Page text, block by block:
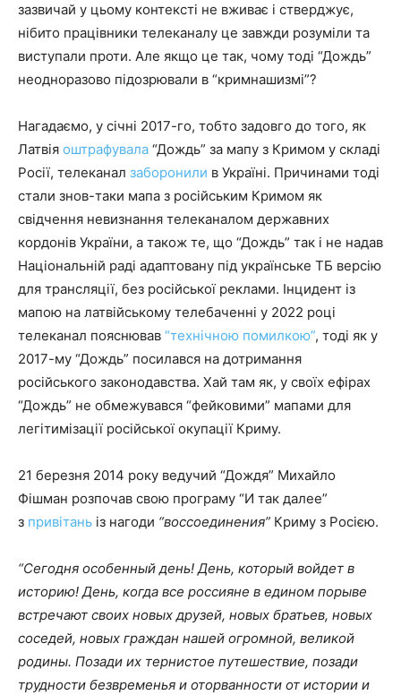
зазвичай у цьому контексті не вживає і стверджує,
нібито працівники телеканалу це завжди розуміли та
виступали проти. Але якщо це так, чому тоді “Дождь”
неодноразово підозрювали в “кримнашизмі”?
Нагадаємо, у січні 2017-го, тобто задовго до того, як
Латвія оштрафувала “Дождь” за мапу з Кримом у складі
Росії, телеканал заборонили в Україні. Причинами тоді
стали знов-таки мапа з російським Кримом як
свідчення невизнання телеканалом державних
кордонів України, а також те, що “Дождь” так і не надав
Національній раді адаптовану під українське ТБ версію
для трансляції, без російської реклами. Інцидент із
мапою на латвійському телебаченні у 2022 році
телеканал пояснював “технічною помилкою”, тоді як у
2017-му “Дождь” посилався на дотримання
російського законодавства. Хай там як, у своїх ефірах
“Дождь” не обмежувався “фейковими” мапами для
легітимізації російської окупації Криму.
21 березня 2014 року ведучий “Дождя” Михайло
Фішман розпочав свою програму “И так далее”
з привітань із нагоди “воссоединения” Криму з Росією.
“Сегодня особенный день! День, который войдет в
историю! День, когда все россияне в едином порыве
встречают своих новых друзей, новых братьев, новых
соседей, новых граждан нашей огромной, великой
родины. Позади их тернистое путешествие, позади
трудности безвременья и оторванности от истории и